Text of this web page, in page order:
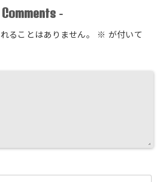
Comments -
ることはありません。 ※ が付いて